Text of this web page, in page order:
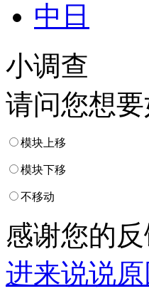
中日
小调查
请问您想
模块上移
模块下移
不移动
感谢您的
进来说说